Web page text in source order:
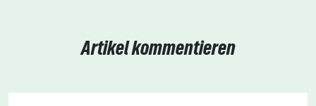
Artikel kommentieren